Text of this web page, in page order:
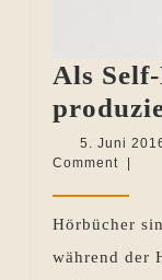
Als
5. Juni
Comment
Hörbücher
während der